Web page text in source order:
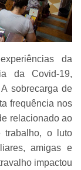
da
da Covid-19,
sobrecarga de
frequência nos
relacionado ao
trabalho, o luto
amigas e
impactou